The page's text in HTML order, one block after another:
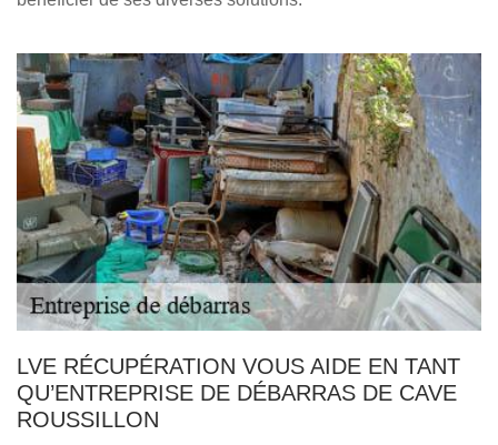
LVE RÉCUPÉRATION VOUS AIDE EN TANT
QU’ENTREPRISE DE DÉBARRAS DE CAVE
ROUSSILLON